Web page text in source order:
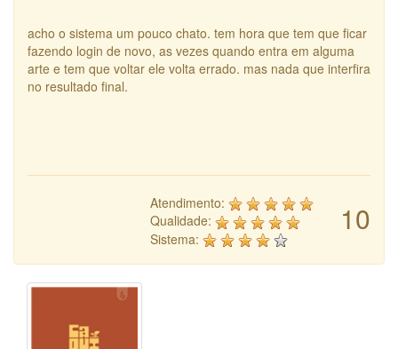
acho o sistema um pouco chato. tem hora que tem que ficar
fazendo login de novo, as vezes quando entra em alguma
arte e tem que voltar ele volta errado. mas nada que interfira
no resultado final.
10
Atendimento:
Qualidade:
Sistema: